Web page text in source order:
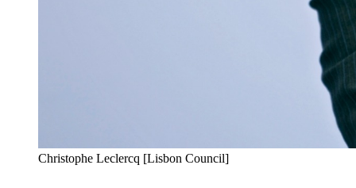
Christophe Leclercq [Lisbon Council]